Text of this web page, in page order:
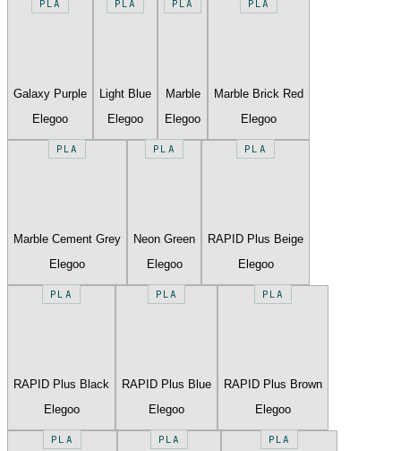
PLA
Galaxy Purple
Elegoo
PLA
Light Blue
Elegoo
PLA
Marble
Elegoo
PLA
Marble Brick Red
Elegoo
PLA
Marble Cement Grey
Elegoo
PLA
Neon Green
Elegoo
PLA
RAPID Plus Beige
Elegoo
PLA
RAPID Plus Black
Elegoo
PLA
RAPID Plus Blue
Elegoo
PLA
RAPID Plus Brown
Elegoo
PLA PLA PLA